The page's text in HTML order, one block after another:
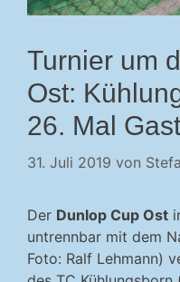
Turnier um
Ost:
26. Mal
31. Juli 2019 von
Der Dunlop Cup Ost
untrennbar mit dem
Foto: Ralf Lehmann)